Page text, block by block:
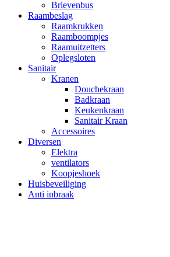
Brievenbus
Raambeslag
Raamkrukken
Raamboompjes
Raamuitzetters
Oplegsloten
Sanitair
Kranen
Douchekraan
Badkraan
Keukenkraan
Sanitair Kraan
Accessoires
Diversen
Elektra
ventilators
Koopjeshoek
Huisbeveiliging
Anti inbraak